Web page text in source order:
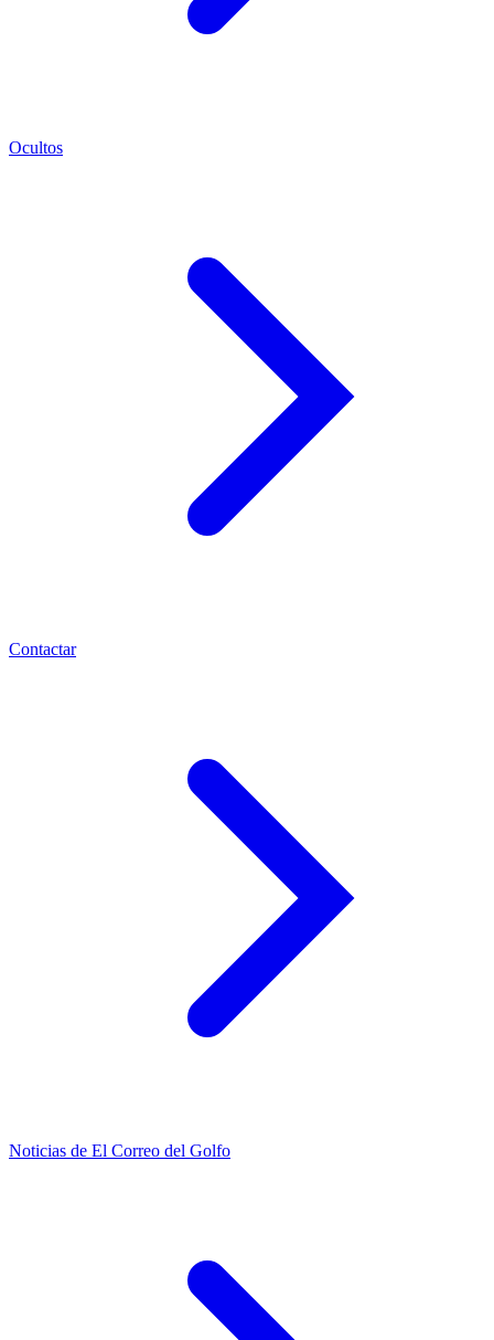
Ocultos
Contactar
Noticias de El Correo del Golfo